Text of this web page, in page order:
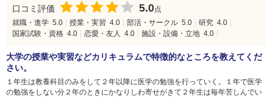
口コミ評価 5.0点
就職・進学 5.0 授業・実習 4.0 部活・サークル 5.0 研究 4.0
国家試験・資格 4.0 恋愛・友人 4.0 施設・設備・立地 4.0
大学の授業や実習などカリキュラムで特徴的なところを教えてくだ
さい。
１年生は教養科目のみをして２年以降に医学の勉強を行っていく。１年で医学
の勉強をしない分２年のときにかなりしわ寄せがきて２年生は毎年苦しんでい